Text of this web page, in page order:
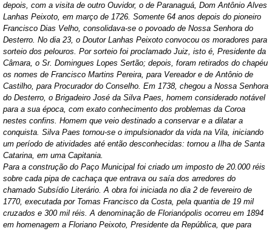
depois, com a visita de outro Ouvidor, o de Paranaguá, Dom Antônio Alves
Lanhas Peixoto, em março de 1726. Somente 64 anos depois do pioneiro
Francisco Dias Velho, consolidava-se o povoado de Nossa Senhora do
Desterro. No dia 23, o Doutor Lanhas Peixoto convocou os moradores para
sorteio dos pelouros. Por sorteio foi proclamado Juiz, isto é, Presidente da
Câmara, o Sr. Domingues Lopes Sertão; depois, foram retirados do chapéu
os nomes de Francisco Martins Pereira, para Vereador e de Antônio de
Castilho, para Procurador do Conselho. Em 1738, chegou a Nossa Senhora
do Desterro, o Brigadeiro José da Silva Paes, homem considerado notável
para a sua época, com exato conhecimento dos problemas da Coroa
nestes confins. Homem que veio destinado a conservar e a dilatar a
conquista. Silva Paes tornou-se o impulsionador da vida na Vila, iniciando
um período de atividades até então desconhecidas: tornou a Ilha de Santa
Catarina, em uma Capitania.
Para a construção do Paço Municipal foi criado um imposto de 20.000 réis
sobre cada pipa de cachaça que entrava ou saía dos arredores do
chamado Subsídio Literário. A obra foi iniciada no dia 2 de fevereiro de
1770, executada por Tomas Francisco da Costa, pela quantia de 19 mil
cruzados e 300 mil réis. A denominação de Florianópolis ocorreu em 1894
em homenagem a Floriano Peixoto, Presidente da República, que para